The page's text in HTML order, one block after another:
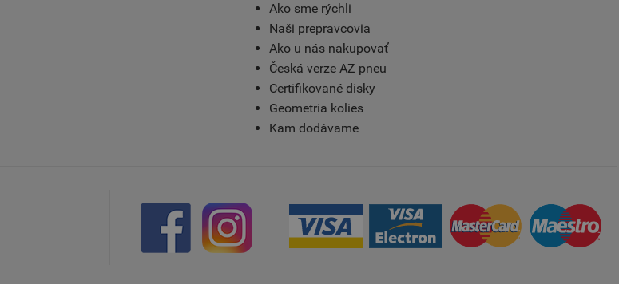
Ako sme rýchli
Naši prepravcovia
Ako u nás nakupovať
Česká verze AZ pneu
Certifikované disky
Geometria kolies
Kam dodávame